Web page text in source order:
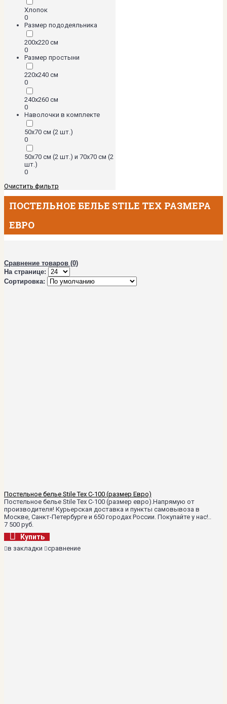
Хлопок
0
Размер пододеяльника
200х220 см
0
Размер простыни
220х240 см
0
240х260 см
0
Наволочки в комплекте
50х70 см (2 шт.)
0
50х70 см (2 шт.) и 70х70 см (2
шт.)
0
Очистить фильтр
ПОСТЕЛЬНОЕ БЕЛЬЕ STILE TEX РАЗМЕРА
ЕВРО
Сравнение товаров (0)
На странице:
Сортировка:
Постельное белье Stile Tex C-100 (размер Евро)
Постельное белье Stile Tex C-100 (размер евро).Напрямую от
производителя! Курьерская доставка и пункты самовывоза в
Москве, Санкт-Петербурге и 650 городах России. Покупайте у нас!..
7 500 руб.
Купить
в закладки сравнение